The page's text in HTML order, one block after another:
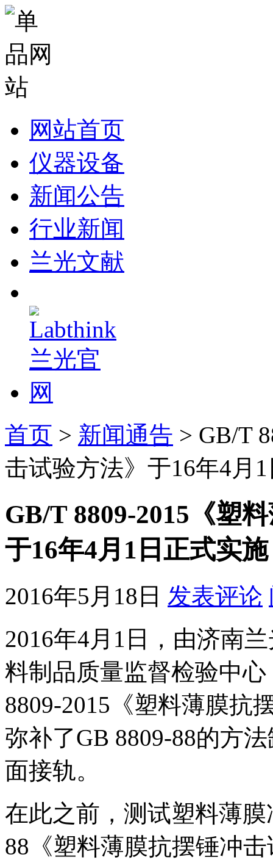
网站首页
仪器设备
新闻公告
行业新闻
兰光文献
首页 > 新闻通告 > GB/T
击试验方法》于16年4月
GB/T 8809-2015《塑
于16年4月1日正式实施
2016年5月18日 发表评论
2016年4月1日，由济南
料制品质量监督检验中
8809-2015《塑料薄膜抗
弥补了GB 8809-88的方
面接轨。
在此之前，测试塑料薄
88《塑料薄膜抗摆锤冲